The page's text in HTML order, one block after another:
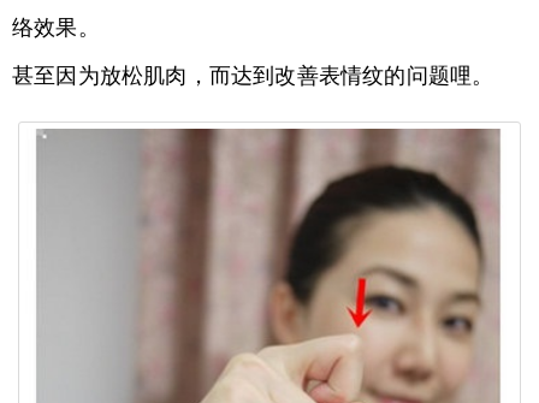
络效果。
甚至因为放松肌肉，而达到改善表情纹的问题哩。